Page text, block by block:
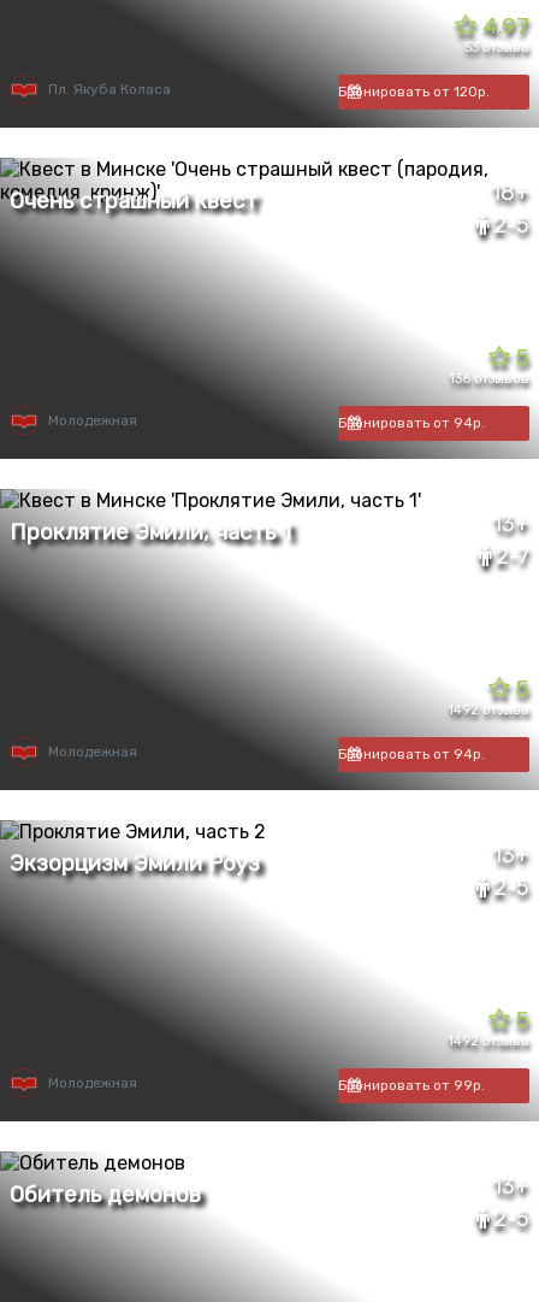
4.97
53 отзыва
Пл. Якуба Коласа Бронировать от 120р.
18+
2-5
5
136 отзывов
Молодежная Бронировать от 94р.
13+
2-7
5
1492 отзыва
Молодежная Бронировать от 94р.
13+
2-5
5
1492 отзыва
Молодежная Бронировать от 99р.
13+
2-5